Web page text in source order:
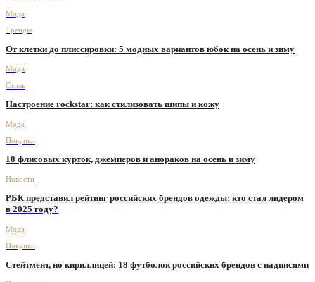
Мода
Тренды
От клетки до плиссировки: 5 модных вариантов юбок на осень и зиму
Мода
Стиль
Настроение rockstar: как стилизовать шипы и кожу
Мода
Покупки
18 флисовых курток, джемперов и анораков на осень и зиму
Новости
РБК представил рейтинг российских брендов одежды: кто стал лидером
в 2025 году?
Мода
Покупки
Стейтмент, но кириллицей: 18 футболок российских брендов с надписями